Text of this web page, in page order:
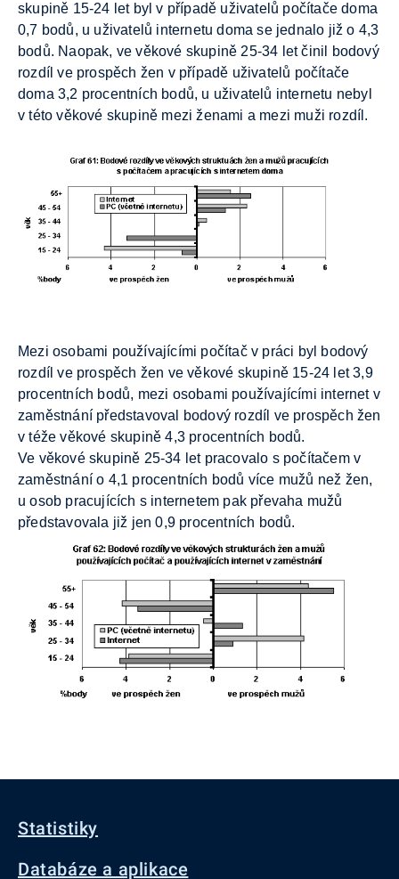
skupině 15-24 let byl v případě uživatelů počítače doma
0,7 bodů, u uživatelů internetu doma se jednalo již o 4,3
bodů. Naopak, ve věkové skupině 25-34 let činil bodový
rozdíl ve prospěch žen v případě uživatelů počítače
doma 3,2 procentních bodů, u uživatelů internetu nebyl
v této věkové skupině mezi ženami a mezi muži rozdíl.
Mezi osobami používajícími počítač v práci byl bodový
rozdíl ve prospěch žen ve věkové skupině 15-24 let 3,9
procentních bodů, mezi osobami používajícími internet v
zaměstnání představoval bodový rozdíl ve prospěch žen
v téže věkové skupině 4,3 procentních bodů.
Ve věkové skupině 25-34 let pracovalo s počítačem v
zaměstnání o 4,1 procentních bodů více mužů než žen,
u osob pracujících s internetem pak převaha mužů
představovala již jen 0,9 procentních bodů.
Statistiky
Databáze a aplikace